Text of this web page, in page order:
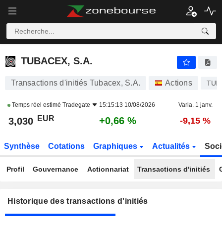
TUBACEX, S.A.
TUBACEX, S.A.
Transactions d'initiés Tubacex, S.A. Actions TUB
Temps réel estimé Tradegate 15:15:13 10/08/2026 Varia. 1 janv.
3,030 EUR +0,66 % -9,15 %
Synthèse Cotations Graphiques Actualités
Profil Gouvernance Actionnariat Transactions d'initiés
Historique des transactions d'initiés